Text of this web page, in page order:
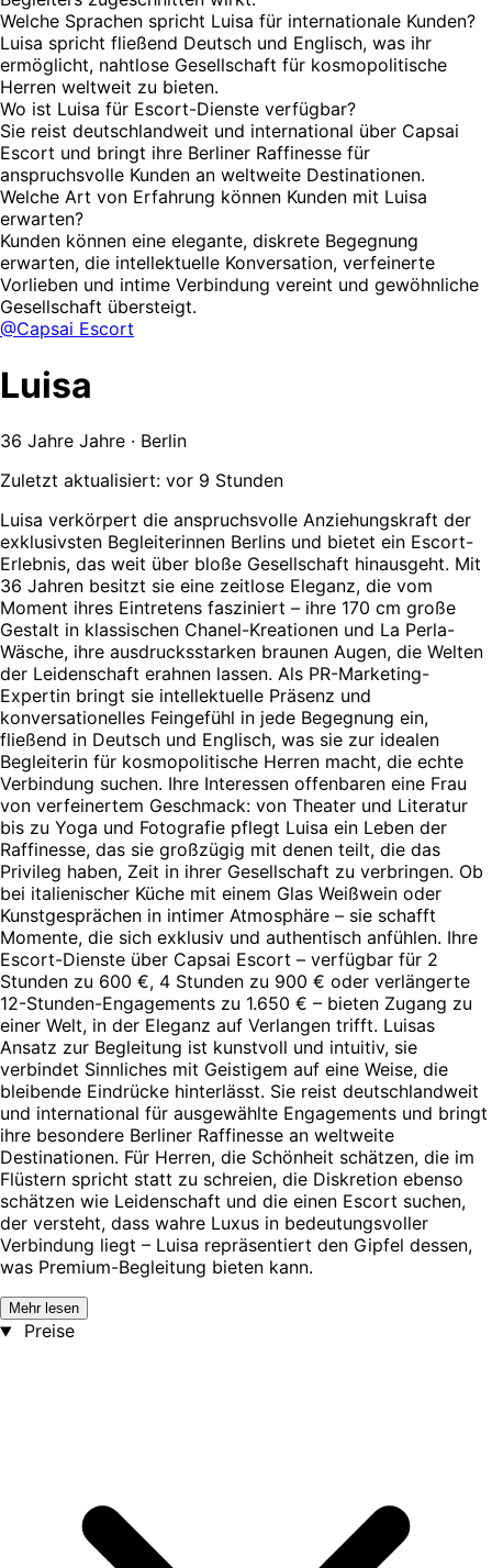
Welche Sprachen spricht Luisa für internationale Kunden?
Luisa spricht fließend Deutsch und Englisch, was ihr
ermöglicht, nahtlose Gesellschaft für kosmopolitische
Herren weltweit zu bieten.
Wo ist Luisa für Escort-Dienste verfügbar?
Sie reist deutschlandweit und international über Capsai
Escort und bringt ihre Berliner Raffinesse für
anspruchsvolle Kunden an weltweite Destinationen.
Welche Art von Erfahrung können Kunden mit Luisa
erwarten?
Kunden können eine elegante, diskrete Begegnung
erwarten, die intellektuelle Konversation, verfeinerte
Vorlieben und intime Verbindung vereint und gewöhnliche
Gesellschaft übersteigt.
@Capsai Escort
Luisa
36 Jahre Jahre · Berlin
Zuletzt aktualisiert: vor 9 Stunden
Luisa verkörpert die anspruchsvolle Anziehungskraft der
exklusivsten Begleiterinnen Berlins und bietet ein Escort-
Erlebnis, das weit über bloße Gesellschaft hinausgeht. Mit
36 Jahren besitzt sie eine zeitlose Eleganz, die vom
Moment ihres Eintretens fasziniert – ihre 170 cm große
Gestalt in klassischen Chanel-Kreationen und La Perla-
Wäsche, ihre ausdrucksstarken braunen Augen, die Welten
der Leidenschaft erahnen lassen. Als PR-Marketing-
Expertin bringt sie intellektuelle Präsenz und
konversationelles Feingefühl in jede Begegnung ein,
fließend in Deutsch und Englisch, was sie zur idealen
Begleiterin für kosmopolitische Herren macht, die echte
Verbindung suchen. Ihre Interessen offenbaren eine Frau
von verfeinertem Geschmack: von Theater und Literatur
bis zu Yoga und Fotografie pflegt Luisa ein Leben der
Raffinesse, das sie großzügig mit denen teilt, die das
Privileg haben, Zeit in ihrer Gesellschaft zu verbringen. Ob
bei italienischer Küche mit einem Glas Weißwein oder
Kunstgesprächen in intimer Atmosphäre – sie schafft
Momente, die sich exklusiv und authentisch anfühlen. Ihre
Escort-Dienste über Capsai Escort – verfügbar für 2
Stunden zu 600 €, 4 Stunden zu 900 € oder verlängerte
12-Stunden-Engagements zu 1.650 € – bieten Zugang zu
einer Welt, in der Eleganz auf Verlangen trifft. Luisas
Ansatz zur Begleitung ist kunstvoll und intuitiv, sie
verbindet Sinnliches mit Geistigem auf eine Weise, die
bleibende Eindrücke hinterlässt. Sie reist deutschlandweit
und international für ausgewählte Engagements und bringt
ihre besondere Berliner Raffinesse an weltweite
Destinationen. Für Herren, die Schönheit schätzen, die im
Flüstern spricht statt zu schreien, die Diskretion ebenso
schätzen wie Leidenschaft und die einen Escort suchen,
der versteht, dass wahre Luxus in bedeutungsvoller
Verbindung liegt – Luisa repräsentiert den Gipfel dessen,
was Premium-Begleitung bieten kann.
Mehr lesen
Preise